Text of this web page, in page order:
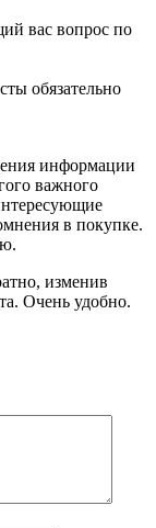
вас вопрос по
обязательно
информации
важного
в покупке.
изменив
Очень удобно.